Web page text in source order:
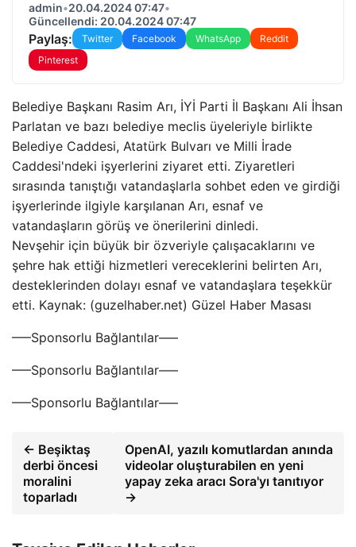
admin•20.04.2024 07:47•
Güncellendi: 20.04.2024 07:47
Paylaş: Twitter Facebook WhatsApp
Reddit
Pinterest
Belediye Başkanı Rasim Arı, İYİ Parti İl Başkanı Ali İhsan
Parlatan ve bazı belediye meclis üyeleriyle birlikte
Belediye Caddesi, Atatürk Bulvarı ve Milli İrade
Caddesi'ndeki işyerlerini ziyaret etti. Ziyaretleri
sırasında tanıştığı vatandaşlarla sohbet eden ve girdiği
işyerlerinde ilgiyle karşılanan Arı, esnaf ve
vatandaşların görüş ve önerilerini dinledi.
Nevşehir için büyük bir özveriyle çalışacaklarını ve
şehre hak ettiği hizmetleri vereceklerini belirten Arı,
desteklerinden dolayı esnaf ve vatandaşlara teşekkür
etti. Kaynak: (guzelhaber.net) Güzel Haber Masası
—–Sponsorlu Bağlantılar—–
—–Sponsorlu Bağlantılar—–
—–Sponsorlu Bağlantılar—–
← Beşiktaş
derbi öncesi
moralini
toparladı
OpenAI, yazılı komutlardan anında
videolar oluşturabilen en yeni
yapay zeka aracı Sora'yı tanıtıyor
→